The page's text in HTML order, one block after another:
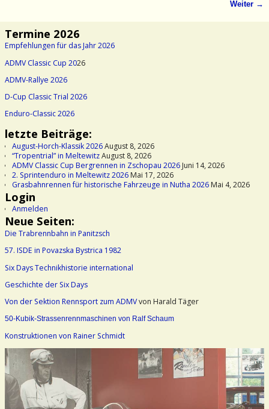
Weiter →
Termine 2026
Empfehlungen für das Jahr 2026
ADMV Classic Cup 2026
ADMV-Rallye 2026
D-Cup Classic Trial 2026
Enduro-Classic 2026
letzte Beiträge:
August-Horch-Klassik 2026August 8, 2026
“Tropentrial” in MeltewitzAugust 8, 2026
ADMV Classic Cup Bergrennen in Zschopau 2026Juni 14, 2026
2. Sprintenduro in Meltewitz 2026Mai 17, 2026
Grasbahnrennen für historische Fahrzeuge in Nutha 2026Mai 4, 2026
Login
Anmelden
Neue Seiten:
Die Trabrennbahn in Panitzsch
57. ISDE in Povazska Bystrica 1982
Six Days Technikhistorie international
Geschichte der Six Days
Von der Sektion Rennsport zum ADMVvon Harald Täger
50-Kubik-Strassenrennmaschinen von Ralf Schaum
Konstruktionen von Rainer Schmidt